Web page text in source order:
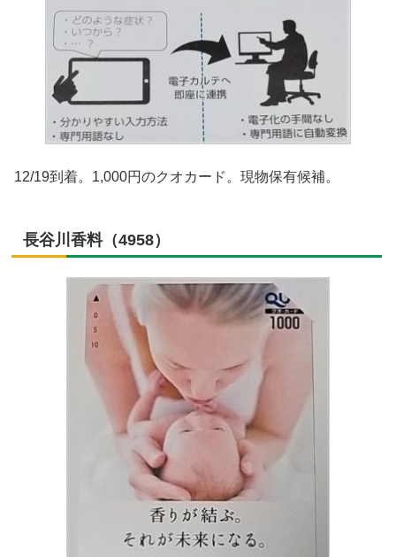
12/19到着。1,000円のクオカード。現物保有候補。
長谷川香料（4958）